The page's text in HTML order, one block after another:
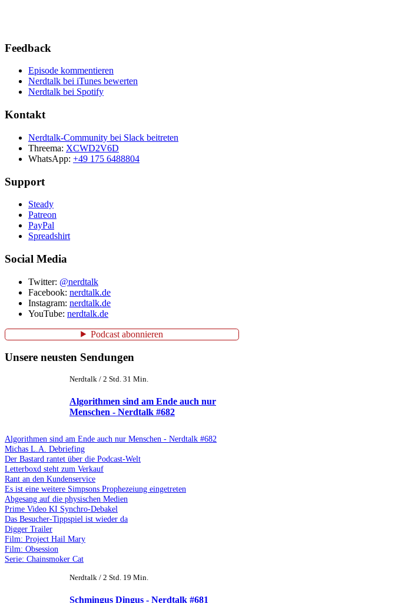
Feedback
Episode kommentieren
Nerdtalk bei iTunes bewerten
Nerdtalk bei Spotify
Kontakt
Nerdtalk-Community bei Slack beitreten
Threema: XCWD2V6D
WhatsApp: +49 175 6488804
Support
Steady
Patreon
PayPal
Spreadshirt
Social Media
Twitter: @nerdtalk
Facebook: nerdtalk.de
Instagram: nerdtalk.de
YouTube: nerdtalk.de
Podcast abonnieren
Unsere neusten Sendungen
Nerdtalk / 2 Std. 31 Min.
Algorithmen sind am Ende auch nur
Menschen - Nerdtalk #682
Algorithmen sind am Ende auch nur Menschen - Nerdtalk #682
Michas L.A. Debriefing
Der Bastard rantet über die Podcast-Welt
Letterboxd steht zum Verkauf
Rant an den Kundenservice
Es ist eine weitere Simpsons Prophezeiung eingetreten
Abgesang auf die physischen Medien
Prime Video KI Synchro-Debakel
Das Besucher-Tippspiel ist wieder da
Digger Trailer
Film: Project Hail Mary
Film: Obsession
Serie: Chainsmoker Cat
Nerdtalk / 2 Std. 19 Min.
Schmingus Dingus - Nerdtalk #681